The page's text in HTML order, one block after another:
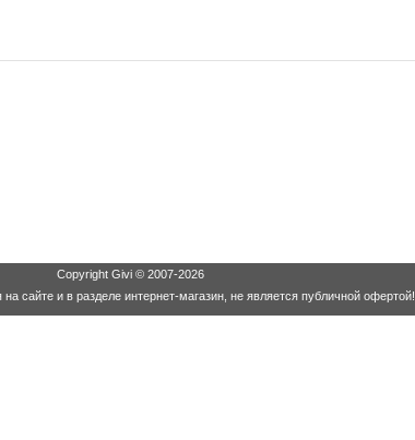
Copyright Givi© 2007-2026
сайте и в разделе интернет-магазин, не является публичной офертой!